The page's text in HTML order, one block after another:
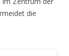
die